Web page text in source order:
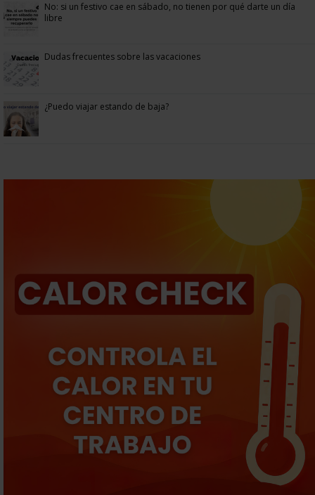
No: si un festivo cae en sábado, no tienen por qué darte un día
libre
Dudas frecuentes sobre las vacaciones
¿Puedo viajar estando de baja?